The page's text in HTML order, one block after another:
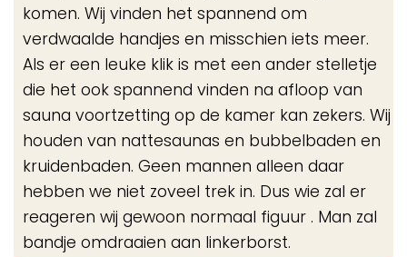
komen. Wij vinden het spannend om
verdwaalde handjes en misschien iets meer.
Als er een leuke klik is met een ander stelletje
die het ook spannend vinden na afloop van
sauna voortzetting op de kamer kan zekers. Wij
houden van nattesaunas en bubbelbaden en
kruidenbaden. Geen mannen alleen daar
hebben we niet zoveel trek in. Dus wie zal er
reageren wij gewoon normaal figuur . Man zal
bandje omdraaien aan linkerborst.